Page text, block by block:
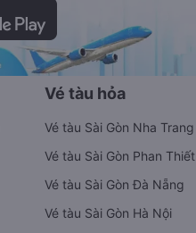
Vé tàu hỏa
Vé tàu Sài Gòn Nha Trang
Vé tàu Sài Gòn Phan Thiết
Vé tàu Sài Gòn Đà Nẵng
Vé tàu Sài Gòn Hà Nội